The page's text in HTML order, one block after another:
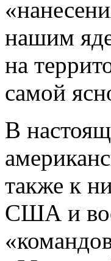
нашим
на
самой
В
также к
США и